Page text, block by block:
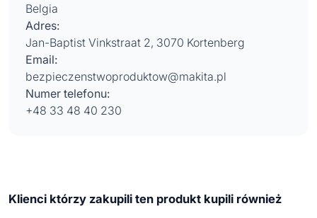
Belgia
Adres:
Jan-Baptist Vinkstraat 2, 3070 Kortenberg
Email:
bezpieczenstwoproduktow@makita.pl
Numer telefonu:
+48 33 48 40 230
Klienci którzy zakupili ten produkt kupili również